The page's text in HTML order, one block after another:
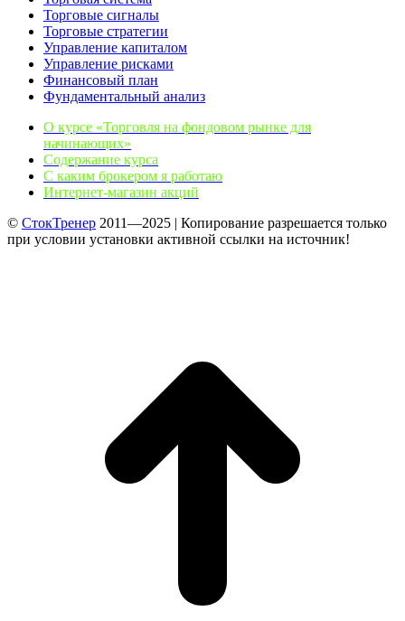
Торговые сигналы
Торговые стратегии
Управление капиталом
Управление рисками
Финансовый план
Фундаментальный анализ
О курсе «Торговля на фондовом рынке для
начинающих»
Содержание курса
С каким брокером я работаю
Интернет-магазин акций
© СтокТренер 2011—2025 | Копирование разрешается только
при условии установки активной ссылки на источник!